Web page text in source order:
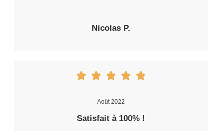
Nicolas P.
Août 2022
Satisfait à 100% !